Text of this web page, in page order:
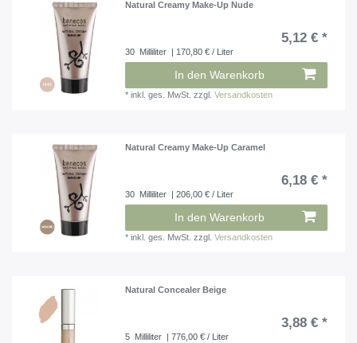
Natural Creamy Make-Up Nude
5,12 € *
30 Milliliter | 170,80 € / Liter
In den Warenkorb
*inkl. ges. MwSt. zzgl.Versandkosten
Natural Creamy Make-Up Caramel
6,18 € *
30 Milliliter | 206,00 € / Liter
In den Warenkorb
*inkl. ges. MwSt. zzgl.Versandkosten
Natural Concealer Beige
3,88 € *
5 Milliliter | 776,00 € / Liter